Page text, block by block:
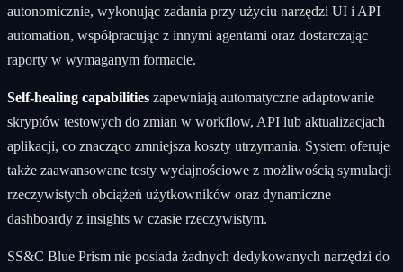
autonomicznie, wykonując zadania przy użyciu narzędzi UI i API
automation, współpracując z innymi agentami oraz dostarczając
raporty w wymaganym formacie.
Self-healing capabilities zapewniają automatyczne adaptowanie
skryptów testowych do zmian w workflow, API lub aktualizacjach
aplikacji, co znacząco zmniejsza koszty utrzymania. System oferuje
także zaawansowane testy wydajnościowe z możliwością symulacji
rzeczywistych obciążeń użytkowników oraz dynamiczne
dashboardy z insights w czasie rzeczywistym.
SS&C Blue Prism nie posiada żadnych dedykowanych narzędzi do